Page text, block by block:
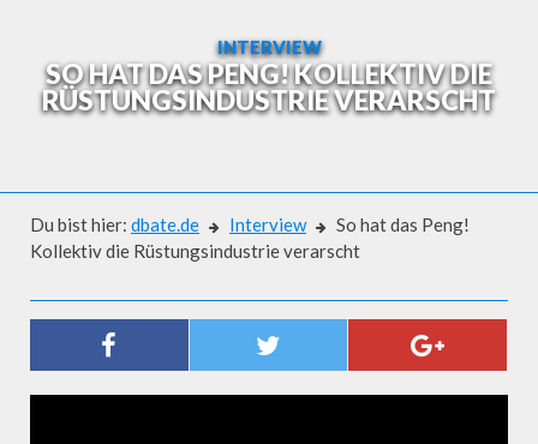
INTERVIEW
SO HAT DAS PENG! KOLLEKTIV DIE
RÜSTUNGSINDUSTRIE VERARSCHT
Du bist hier: dbate.de Interview
So hat das Peng!
Kollektiv die Rüstungsindustrie verarscht
SO HAT DAS PENG! KOLLEKTIV
DIE RÜSTUNGSINDUSTRIE
VERARSCHT